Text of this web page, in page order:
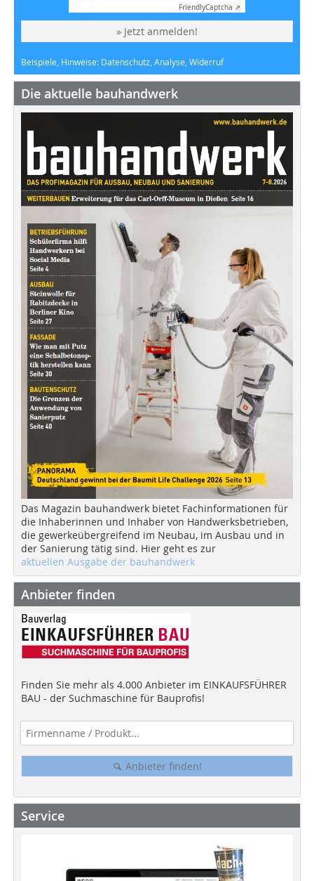
FriendlyCaptcha ⇗
» Jetzt anmelden!
Beispiele, Hinweise: Datenschutz, Analyse, Widerruf
Die aktuelle bauhandwerk
Das Magazin bauhandwerk bietet Fachinformationen für
die Inhaberinnen und Inhaber von Handwerksbetrieben,
die gewerkeübergreifend im Neubau, im Ausbau und in
der Sanierung tätig sind. Hier geht es zur
aktuellen Ausgabe der bauhandwerk
Anbieter finden
Finden Sie mehr als 4.000 Anbieter im EINKAUFSFÜHRER
BAU - der Suchmaschine für Bauprofis!
Anbieter finden!
Service